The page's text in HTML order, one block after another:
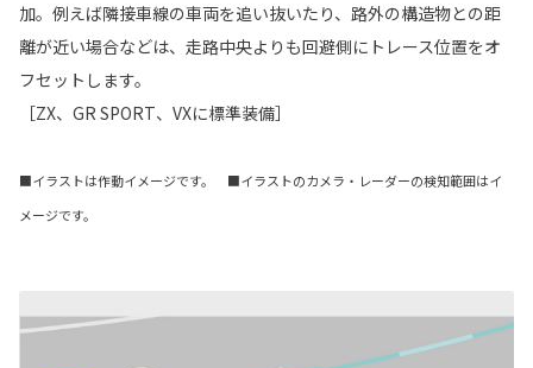
加。例えば隣接車線の車両を追い抜いたり、路外の構造物との距
離が近い場合などは、走路中央よりも回避側にトレース位置をオ
フセットします。
［ZX、GR SPORT、VXに標準装備］
■イラストは作動イメージです。 ■イラストのカメラ・レーダーの検知範囲はイ
メージです。